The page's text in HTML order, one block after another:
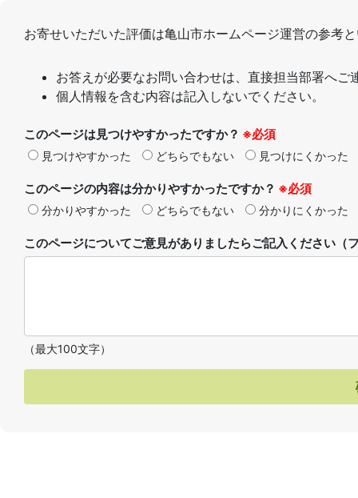
お寄せいただいた評価は亀山市ホームページ運営の参考
お答えが必要なお問い合わせは、直接担当部署へご
個人情報を含む内容は記入しないでください。
このページは見つけやすかったですか？ ※必須
見つけやすかった どちらでもない 見つけにくかった
このページの内容は分かりやすかったですか？ ※必須
分かりやすかった どちらでもない 分かりにくかった
このページについてご意見がありましたらご記入ください
（最大100文字）